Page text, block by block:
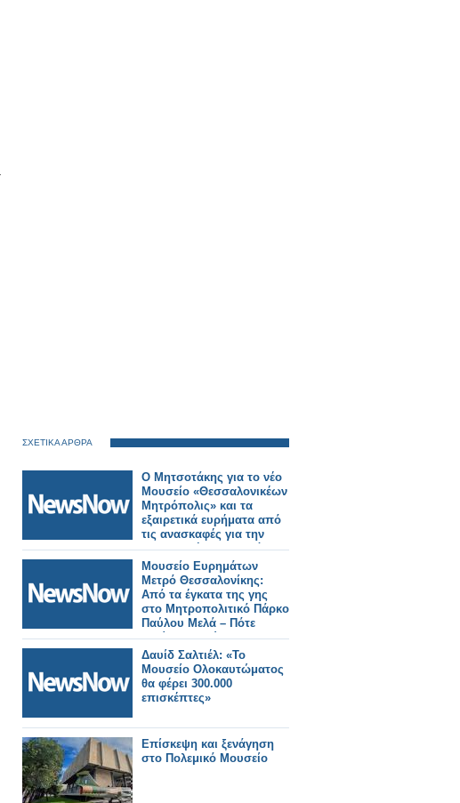
ΣΧΕΤΙΚΑ ΑΡΘΡΑ
Ο Μητσοτάκης για το νέο
Μουσείο «Θεσσαλονικέων
Μητρόπολις» και τα
εξαιρετικά ευρήματα από
τις ανασκαφές για την
κατασκευή του Μετρό.
Μουσείο Ευρημάτων
Μετρό Θεσσαλονίκης:
Από τα έγκατα της γης
στο Μητροπολιτικό Πάρκο
Παύλου Μελά – Πότε
ανοίγει τις πύλες του
Δαυίδ Σαλτιέλ: «Το
Μουσείο Ολοκαυτώματος
θα φέρει 300.000
επισκέπτες»
Επίσκεψη και ξενάγηση
στο Πολεμικό Μουσείο